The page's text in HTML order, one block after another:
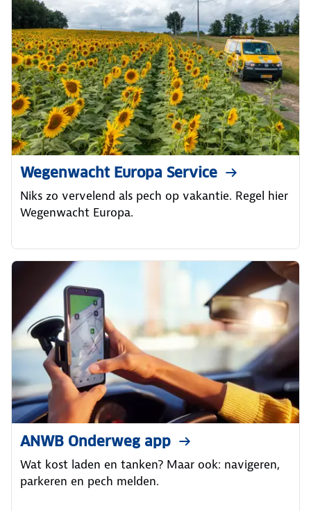
Wegenwacht Europa Service
Niks zo vervelend als pech op vakantie. Regel hier
Wegenwacht Europa.
ANWB Onderweg app
Wat kost laden en tanken? Maar ook: navigeren,
parkeren en pech melden.